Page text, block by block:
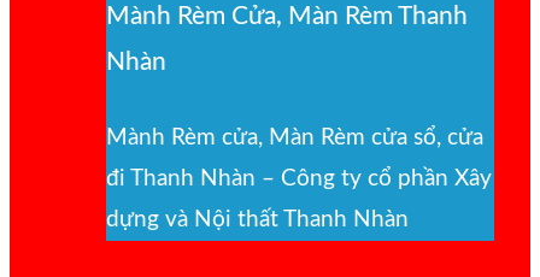
Mành Rèm Cửa, Màn Rèm Thanh
Nhàn
Mành Rèm cửa, Màn Rèm cửa sổ, cửa
đi Thanh Nhàn – Công ty cổ phần Xây
dựng và Nội thất Thanh Nhàn